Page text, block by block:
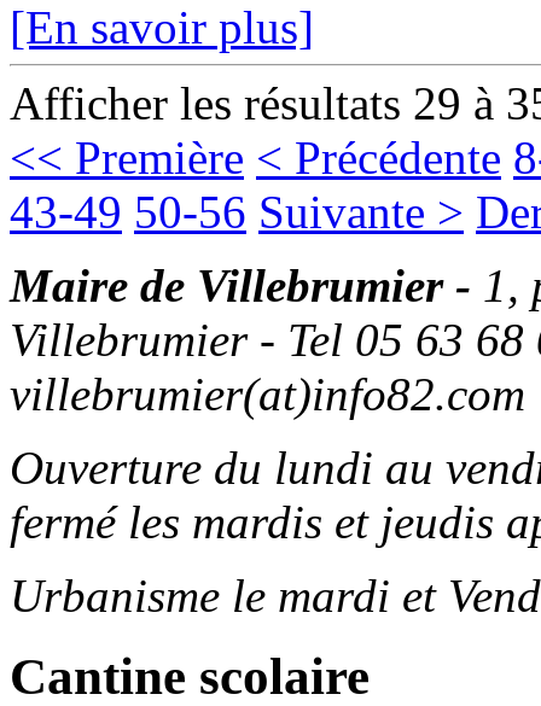
[En savoir plus]
Afficher les résultats 29 à
<< Première < Précédente
43-49 50-56 Suivante >
Maire de Villebrumier - 1,
Villebrumier - Tel 05 63
villebrumier(at)info82.com
Ouverture du lundi au
fermé les mardis et jeudis
Urbanisme le mardi et
Cantine scolaire